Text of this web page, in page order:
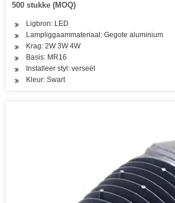
500 stukke (MOQ)
Ligbron: LED
Lampliggaammateriaal: Gegote aluminium
Krag: 2W 3W 4W
Basis: MR16
Installeer styl: verseël
Kleur: Swart